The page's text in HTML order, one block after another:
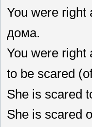
You were right
дома.
You were right
to be scared
She is scared
She is scared